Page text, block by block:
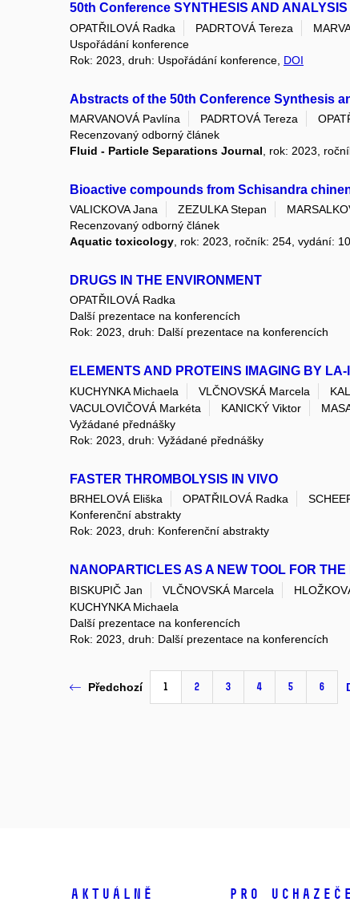
50th Conference SYNTHESIS AND ANALYSIS
OPATŘILOVÁ Radka PADRTOVÁ Tereza
Uspořádání konference
Rok: 2023, druh: Uspořádání konference, DOI
Abstracts of the 50th Conference Synthesis
MARVANOVÁ Pavlína PADRTOVÁ Tereza
Recenzovaný odborný článek
Fluid - Particle Separations Journal , rok: 2023,
Bioactive compounds from Schisandra
VALICKOVA Jana ZEZULKA Stepan
Recenzovaný odborný článek
Aquatic toxicology , rok: 2023, ročník: 254, vydání:
DRUGS IN THE ENVIRONMENT
OPATŘILOVÁ Radka
Další prezentace na konferencích
Rok: 2023, druh: Další prezentace na konferencích
ELEMENTS AND PROTEINS IMAGING BY
KUCHYNKA Michaela VLČNOVSKÁ Marcela
VACULOVIČOVÁ Markéta
KANICKÝ Viktor
Vyžádané přednášky
Rok: 2023, druh: Vyžádané přednášky
FASTER THROMBOLYSIS IN VIVO
BRHELOVÁ Eliška OPATŘILOVÁ Radka
Konferenční abstrakty
Rok: 2023, druh: Konferenční abstrakty
NANOPARTICLES AS A NEW TOOL FOR
BISKUPIČ Jan VLČNOVSKÁ Marcela
KUCHYNKA Michaela
Další prezentace na konferencích
Rok: 2023, druh: Další prezentace na konferencích
Předchozí 1 2 3 4 5 6
Aktuálně Pro uchazeče